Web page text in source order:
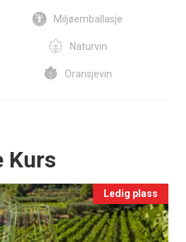
Miljøemballasje
Naturvin
Oransjevin
Kurs
Ledig plass